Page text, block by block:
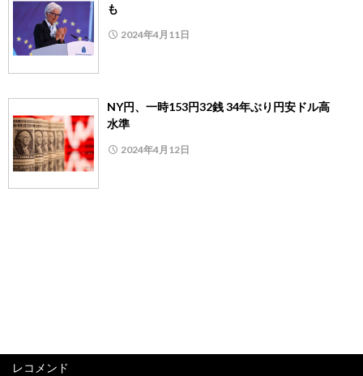
も
2024年4月11日
NY円、一時153円32銭 34年ぶり円安ドル高
水準
2024年4月12日
レコメンド